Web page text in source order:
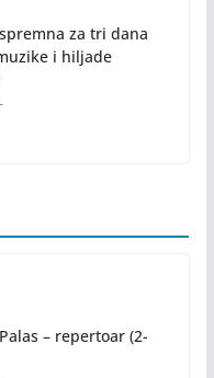
za tri dana
i hiljade
BiH
isto?
– repertoar (2-